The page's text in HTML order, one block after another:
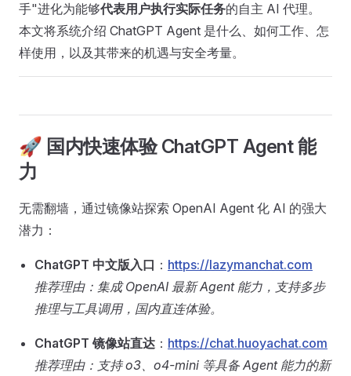
手"进化为能够代表用户执行实际任务的自主 AI 代理。
本文将系统介绍 ChatGPT Agent 是什么、如何工作、怎
样使用，以及其带来的机遇与安全考量。
🚀 国内快速体验 ChatGPT Agent 能
力
无需翻墙，通过镜像站探索 OpenAI Agent 化 AI 的强大
潜力：
ChatGPT 中文版入口 ： https://lazymanchat.com
推荐理由：集成 OpenAI 最新 Agent 能力，支持多步
推理与工具调用，国内直连体验。
ChatGPT 镜像站直达 ： https://chat.huoyachat.com
推荐理由：支持 o3、o4-mini 等具备 Agent 能力的新